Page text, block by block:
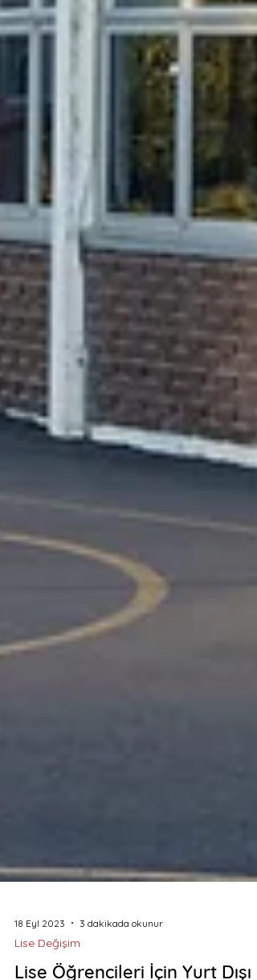
18 Eyl 2023 3 dakikada okunur